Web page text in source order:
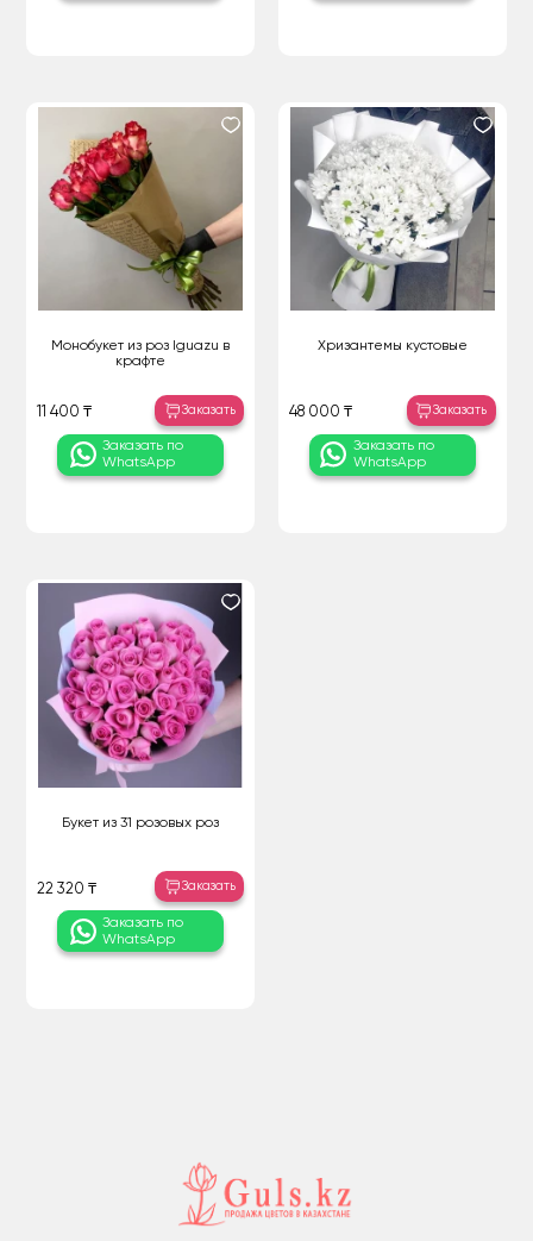
Монобукет из роз Iguazu в
крафте
11 400 ₸ Заказать
Заказать по
WhatsApp
Хризантемы кустовые
48 000 ₸ Заказать
Заказать по
WhatsApp
Букет из 31 розовых роз
22 320 ₸ Заказать
Заказать по
WhatsApp